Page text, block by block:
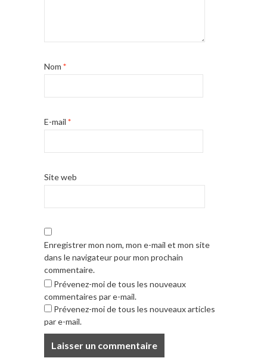
Nom *
E-mail *
Site web
Enregistrer mon nom, mon e-mail et mon site
dans le navigateur pour mon prochain
commentaire.
Prévenez-moi de tous les nouveaux
commentaires par e-mail.
Prévenez-moi de tous les nouveaux articles
par e-mail.